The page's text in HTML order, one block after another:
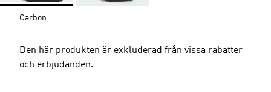
Carbon
Den här produkten är exkluderad från vissa rabatter
och erbjudanden.